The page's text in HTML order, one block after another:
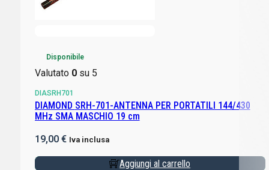
Disponibile
Valutato 0su 5
DIASRH701
DIAMOND SRH-701-ANTENNA PER PORTATILI 144/430
MHz SMA MASCHIO 19 cm
19,00 € Iva inclusa
Aggiungi al carrello